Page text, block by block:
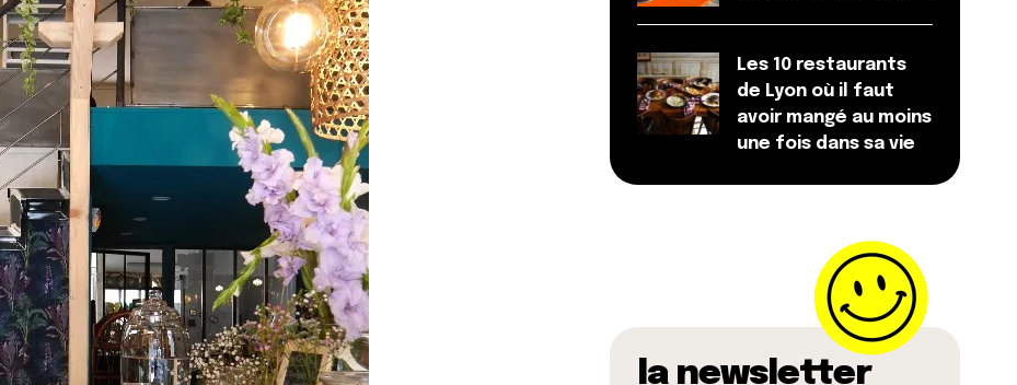
Les 10 restaurants
de Lyon où il faut
avoir mangé au moins
une fois dans sa vie
la newsletter